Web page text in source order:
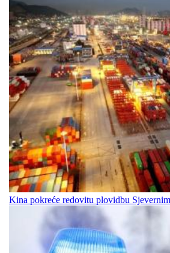
Kina pokreće redovitu plovidbu